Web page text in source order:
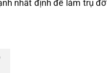
nhất định để làm trụ đỡ